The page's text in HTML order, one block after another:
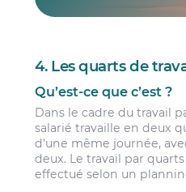
4. Les quarts de
Qu’est-ce que c’est ?
Dans le cadre du travail
salarié travaille en deux
d’une même journée,
deux. Le travail par
effectué selon un